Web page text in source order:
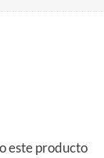
este producto